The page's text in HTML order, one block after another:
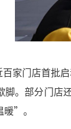
百家门店首批
脚。部分门店
暖”。